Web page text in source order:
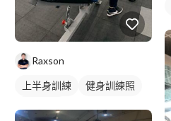
Raxson
上半身訓練
健身訓練照